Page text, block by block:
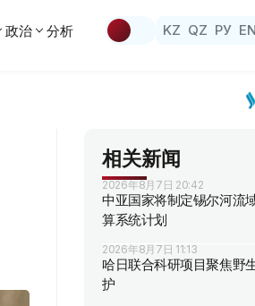
政治 分析 KZ QZ РУ EN
相关新闻
2026年8月7日 20:42
中亚国家将制定锡尔河流
算系统计划
2026年8月7日 11:13
哈日联合科研项目聚焦野
护